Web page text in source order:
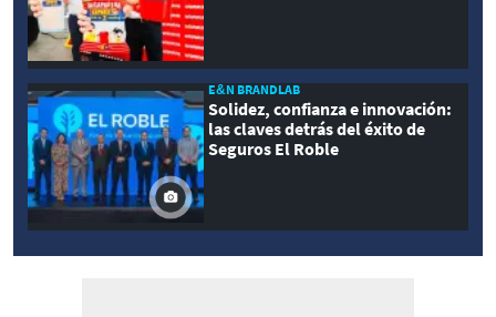
E&N BRANDLAB
Solidez, confianza e innovación:
las claves detrás del éxito de
Seguros El Roble